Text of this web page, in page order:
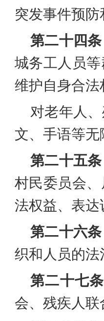
突发事件预防
第二十四条
城务工人员
维护自身合
对老年人
文、手语等
第二十五条
村民委员会
法权益、表达
第二十六条
织和人员的
第二十七条
会、残疾人